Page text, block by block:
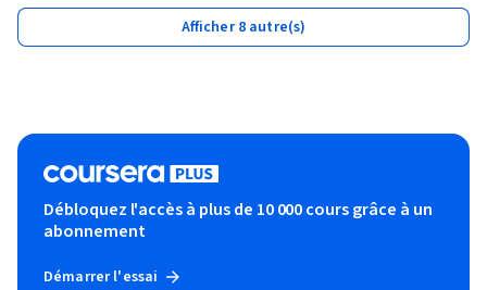
Afficher 8 autre(s)
Débloquez l'accès à plus de 10 000 cours grâce à un
abonnement
Démarrer l'essai